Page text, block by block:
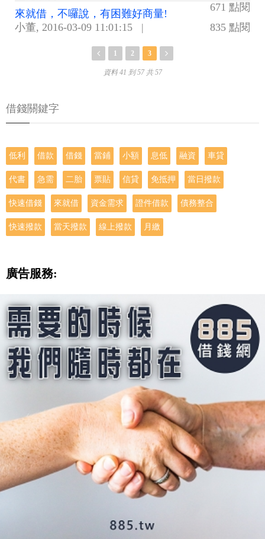
671 點閱
來就借，不囉說，有困難好商量!
小董, 2016-03-09 11:01:15 | 835 點閱
1 2 3
資料 41 到 57 共 57
借錢關鍵字
低利 借款 借錢 當鋪 小額 息低 融資 車貸
代書 急需 二胎 票貼 信貸 免抵押 當日撥款
快速借錢 來就借 資金需求 證件借款 債務整合
快速撥款 當天撥款 線上撥款 月繳
廣告服務: